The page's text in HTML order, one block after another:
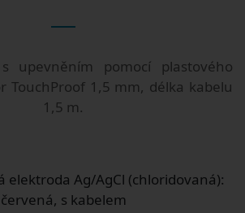
upevněním pomocí plastového
TouchProof 1,5 mm, délka kabelu
1,5 m.